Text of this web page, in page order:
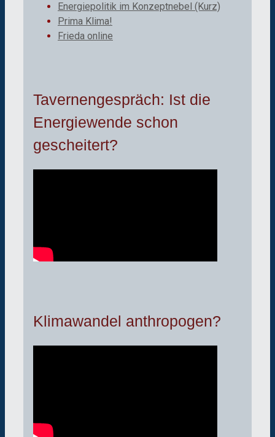
Energiepolitik im Konzeptnebel (Kurz)
Prima Klima!
Frieda online
Tavernengespräch: Ist die
Energiewende schon
gescheitert?
Klimawandel anthropogen?